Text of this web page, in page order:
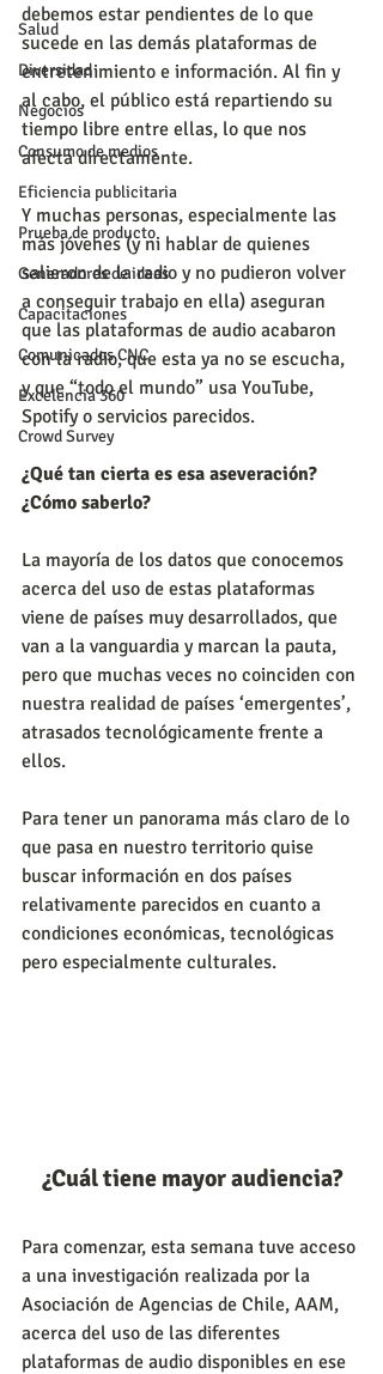
Salud
Diversidad
Negocios
Consumo de medios
Eficiencia publicitaria
Prueba de producto
Generadores de ideas
Capacitaciones
Comunicados CNC
Excelencia 360
Crowd Survey
debemos estar pendientes de lo que
sucede en las demás plataformas de
entretenimiento e información. Al fin y
al cabo, el público está repartiendo su
tiempo libre entre ellas, lo que nos
afecta directamente.
Y muchas personas, especialmente las
más jóvenes (y ni hablar de quienes
salieron de la radio y no pudieron volver
a conseguir trabajo en ella) aseguran
que las plataformas de audio acabaron
con la radio, que esta ya no se escucha,
y que “todo el mundo” usa YouTube,
Spotify o servicios parecidos.
¿Qué tan cierta es esa aseveración?
¿Cómo saberlo?
La mayoría de los datos que conocemos
acerca del uso de estas plataformas
viene de países muy desarrollados, que
van a la vanguardia y marcan la pauta,
pero que muchas veces no coinciden con
nuestra realidad de países ‘emergentes’,
atrasados tecnológicamente frente a
ellos.
Para tener un panorama más claro de lo
que pasa en nuestro territorio quise
buscar información en dos países
relativamente parecidos en cuanto a
condiciones económicas, tecnológicas
pero especialmente culturales.
¿Cuál tiene mayor audiencia?
Para comenzar, esta semana tuve acceso
a una investigación realizada por la
Asociación de Agencias de Chile, AAM,
acerca del uso de las diferentes
plataformas de audio disponibles en ese